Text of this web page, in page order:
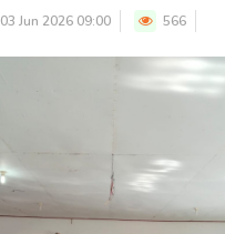
03 Jun 2026 09:00 566